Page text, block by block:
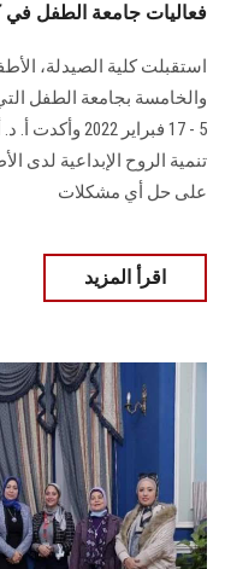
فعاليات جامعة الطفل
استقبلت كلية الصيدلة،
والخامسة بجامعة الطفل
5 - 17 فبراير
تنمية الروح الإبداعية لدى
على حل أي مشكلات
اقرأ المزيد